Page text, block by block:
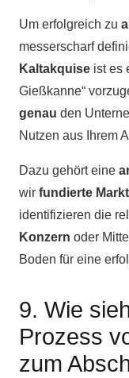
Um erfolgreich zu
messerscharf
Kaltakquise ist es
Gießkanne“
genau den
Nutzen aus Ihrem
Dazu gehört eine
wir fundierte
identifizieren die
Konzern oder
Boden für eine
9. Wie
Prozess
zum